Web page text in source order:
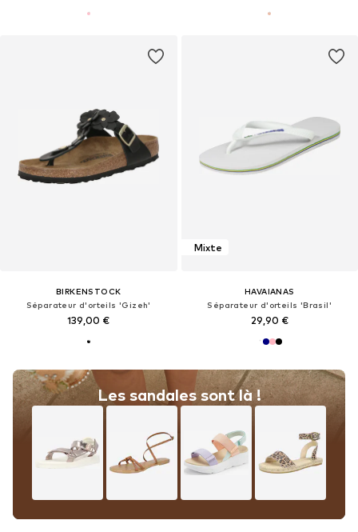
BIRKENSTOCK
Séparateur d'orteils 'Gizeh'
139,00 €
Les sandales sont là !
Mixte
HAVAIANAS
Séparateur d'orteils 'Brasil'
29,90 €